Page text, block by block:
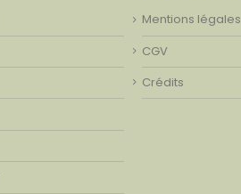
Mentions légales
CGV
Crédits